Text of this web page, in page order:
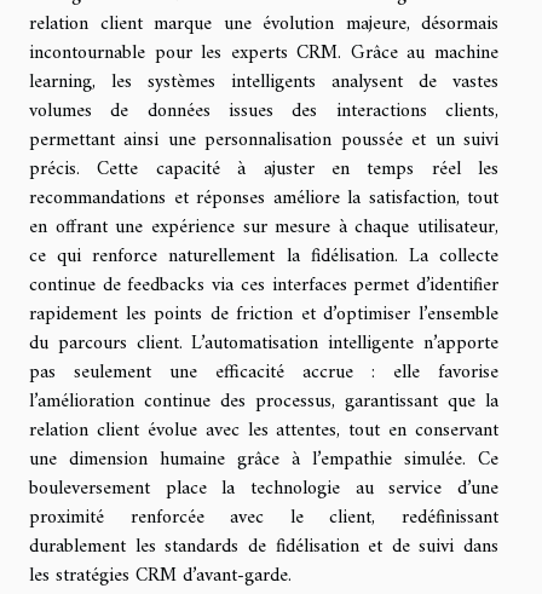
relation client marque une évolution majeure, désormais
incontournable pour les experts CRM. Grâce au machine
learning, les systèmes intelligents analysent de vastes
volumes de données issues des interactions clients,
permettant ainsi une personnalisation poussée et un suivi
précis. Cette capacité à ajuster en temps réel les
recommandations et réponses améliore la satisfaction, tout
en offrant une expérience sur mesure à chaque utilisateur,
ce qui renforce naturellement la fidélisation. La collecte
continue de feedbacks via ces interfaces permet d’identifier
rapidement les points de friction et d’optimiser l’ensemble
du parcours client. L’automatisation intelligente n’apporte
pas seulement une efficacité accrue : elle favorise
l’amélioration continue des processus, garantissant que la
relation client évolue avec les attentes, tout en conservant
une dimension humaine grâce à l’empathie simulée. Ce
bouleversement place la technologie au service d’une
proximité renforcée avec le client, redéfinissant
durablement les standards de fidélisation et de suivi dans
les stratégies CRM d’avant-garde.